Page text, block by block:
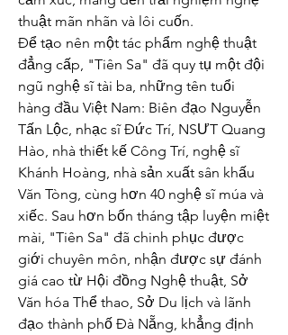
thuật mãn nhãn và lôi cuốn.
Để tạo nên một tác phẩm nghệ thuật
đẳng cấp, "Tiên Sa" đã quy tụ một đội
ngũ nghệ sĩ tài ba, những tên tuổi
hàng đầu Việt Nam: Biên đạo Nguyễn
Tấn Lộc, nhạc sĩ Đức Trí, NSƯT Quang
Hào, nhà thiết kế Công Trí, nghệ sĩ
Khánh Hoàng, nhà sản xuất sân khấu
Văn Tòng, cùng hơn 40 nghệ sĩ múa và
xiếc. Sau hơn bốn tháng tập luyện miệt
mài, "Tiên Sa" đã chinh phục được
giới chuyên môn, nhận được sự đánh
giá cao từ Hội đồng Nghệ thuật, Sở
Văn hóa Thể thao, Sở Du lịch và lãnh
đạo thành phố Đà Nẵng, khẳng định